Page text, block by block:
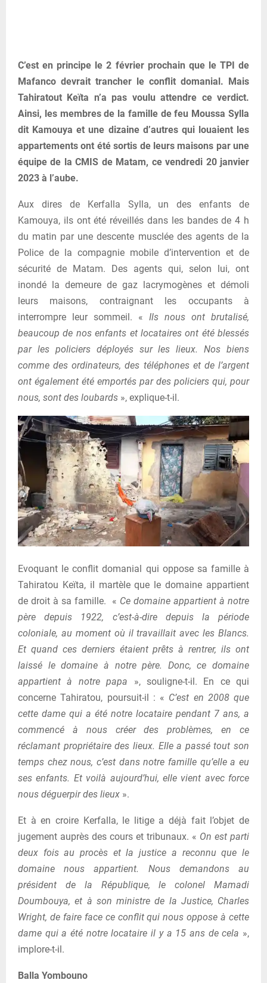
C’est en principe le 2 février prochain que le TPI de
Mafanco devrait trancher le conflit domanial. Mais
Tahiratout Keïta n’a pas voulu attendre ce verdict.
Ainsi, les membres de la famille de feu Moussa Sylla
dit Kamouya et une dizaine d’autres qui louaient les
appartements ont été sortis de leurs maisons par une
équipe de la CMIS de Matam, ce vendredi 20 janvier
2023 à l’aube.
Aux dires de Kerfalla Sylla, un des enfants de
Kamouya, ils ont été réveillés dans les bandes de 4 h
du matin par une descente musclée des agents de la
Police de la compagnie mobile d’intervention et de
sécurité de Matam. Des agents qui, selon lui, ont
inondé la demeure de gaz lacrymogènes et démoli
leurs maisons, contraignant les occupants à
interrompre leur sommeil. « Ils nous ont brutalisé,
beaucoup de nos enfants et locataires ont été blessés
par les policiers déployés sur les lieux. Nos biens
comme des ordinateurs, des téléphones et de l’argent
ont également été emportés par des policiers qui, pour
nous, sont des loubards », explique-t-il.
Evoquant le conflit domanial qui oppose sa famille à
Tahiratou Keïta, il martèle que le domaine appartient
de droit à sa famille. « Ce domaine appartient à notre
père depuis 1922, c’est-à-dire depuis la période
coloniale, au moment où il travaillait avec les Blancs.
Et quand ces derniers étaient prêts à rentrer, ils ont
laissé le domaine à notre père. Donc, ce domaine
appartient à notre papa », souligne-t-il. En ce qui
concerne Tahiratou, poursuit-il : « C’est en 2008 que
cette dame qui a été notre locataire pendant 7 ans, a
commencé à nous créer des problèmes, en ce
réclamant propriétaire des lieux. Elle a passé tout son
temps chez nous, c’est dans notre famille qu’elle a eu
ses enfants. Et voilà aujourd’hui, elle vient avec force
nous déguerpir des lieux ».
Et à en croire Kerfalla, le litige a déjà fait l’objet de
jugement auprès des cours et tribunaux. « On est parti
deux fois au procès et la justice a reconnu que le
domaine nous appartient. Nous demandons au
président de la République, le colonel Mamadi
Doumbouya, et à son ministre de la Justice, Charles
Wright, de faire face ce conflit qui nous oppose à cette
dame qui a été notre locataire il y a 15 ans de cela »,
implore-t-il.
Balla Yombouno